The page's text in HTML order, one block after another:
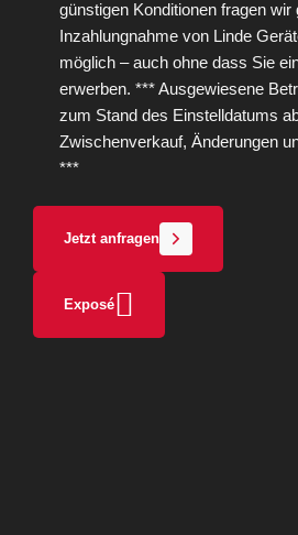
günstigen Konditionen fragen wir
Inzahlungnahme von Linde
möglich – auch ohne dass Sie
erwerben. *** Ausgewiesene
zum Stand des Einstelldatums
Zwischenverkauf, Änderungen
***
Jetzt anfragen
Exposé